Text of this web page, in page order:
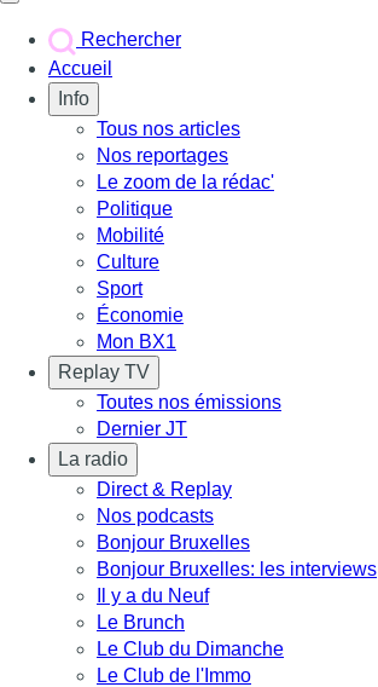
Rechercher
Accueil
Info
Tous nos articles
Nos reportages
Le zoom de la rédac'
Politique
Mobilité
Culture
Sport
Économie
Mon BX1
Replay TV
Toutes nos émissions
Dernier JT
La radio
Direct & Replay
Nos podcasts
Bonjour Bruxelles
Bonjour Bruxelles: les interviews
Il y a du Neuf
Le Brunch
Le Club du Dimanche
Le Club de l'Immo